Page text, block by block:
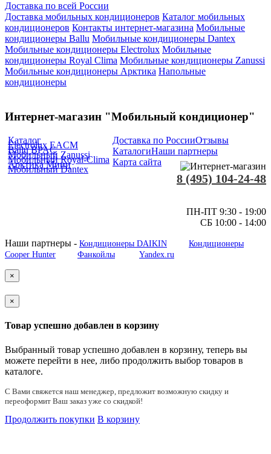
Доставка по всей России
Доставка мобильных кондиционеров Каталог мобильных
кондиционеров Контакты интернет-магазина Мобильные
кондиционеры Ballu Мобильные кондиционеры Dantex
Мобильные кондиционеры Electrolux Мобильные
кондиционеры Royal Clima Мобильные кондиционеры Zanussi
Мобильные кондиционеры Арктика Напольные
кондиционеры
Интернет-магазин "Мобильный кондиционер"
Каталог
Electrolux EACM
Ballu BPAC
Мобильный Zanussi
Мобильный Royal-Clima
Арктика Мини
Мобильный Dantex
Доставка по РоссииОтзывы
КаталогиНаши партнеры
Карта сайта
8 (495) 104-24-48
ПН-ПТ 9:30 - 19:00
СБ 10:00 - 14:00
Наши партнеры - Кондиционеры DAIKIN
Кондиционеры
Cooper Hunter
Фанкойлы Yandex.ru
×
×
Товар успешно добавлен в корзину
Выбранный товар успешно добавлен в корзину, теперь вы
можете перейти в нее, либо продолжить выбор товаров в
каталоге.
С Вами cвяжется наш менеджер, предложит возможную скидку и
переоформит Ваш заказ уже со скидкой!
Продолжить покупки В корзину